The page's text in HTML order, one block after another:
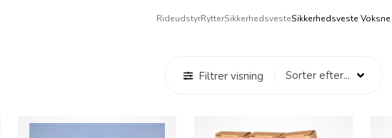
RideudstyrRytterSikkerhedsvesteSikkerhedsveste Voksne
Filtrer visning